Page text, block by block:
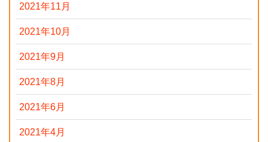
2021年11月
2021年10月
2021年9月
2021年8月
2021年6月
2021年4月